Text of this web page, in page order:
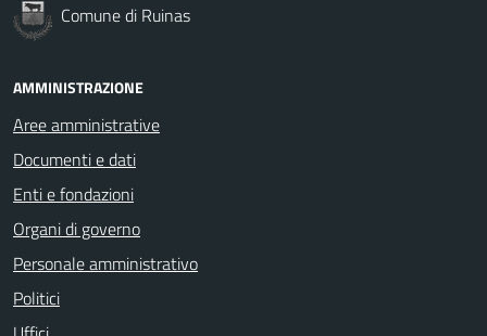
Comune di Ruinas
AMMINISTRAZIONE
Aree amministrative
Documenti e dati
Enti e fondazioni
Organi di governo
Personale amministrativo
Politici